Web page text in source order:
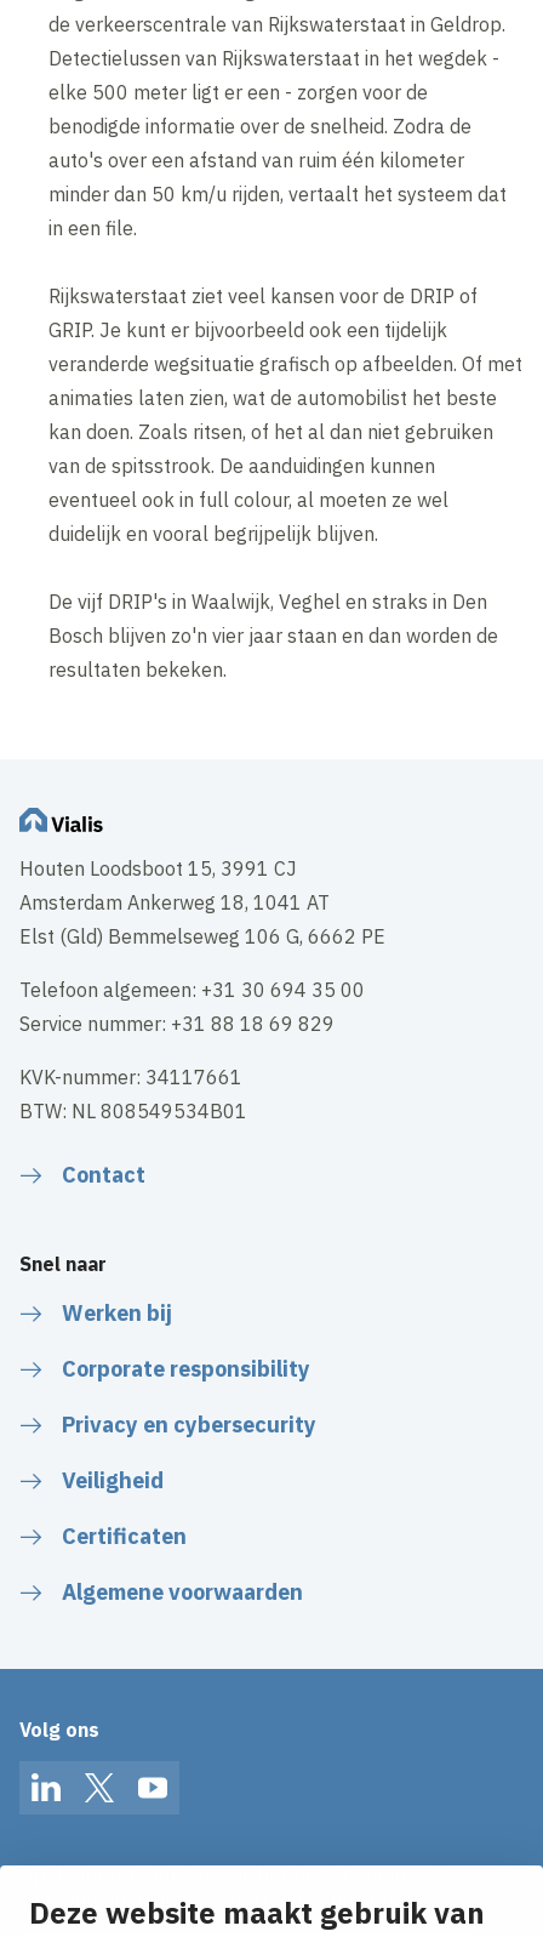
Deze website maakt gebruik van
de verkeerscentrale van Rijkswaterstaat in Geldrop.
Detectielussen van Rijkswaterstaat in het wegdek -
elke 500 meter ligt er een - zorgen voor de
benodigde informatie over de snelheid. Zodra de
auto's over een afstand van ruim één kilometer
minder dan 50 km/u rijden, vertaalt het systeem dat
in een file.
Rijkswaterstaat ziet veel kansen voor de DRIP of
GRIP. Je kunt er bijvoorbeeld ook een tijdelijk
veranderde wegsituatie grafisch op afbeelden. Of met
animaties laten zien, wat de automobilist het beste
kan doen. Zoals ritsen, of het al dan niet gebruiken
van de spitsstrook. De aanduidingen kunnen
eventueel ook in full colour, al moeten ze wel
duidelijk en vooral begrijpelijk blijven.
De vijf DRIP's in Waalwijk, Veghel en straks in Den
Bosch blijven zo'n vier jaar staan en dan worden de
resultaten bekeken.
Houten Loodsboot 15, 3991 CJ
Amsterdam Ankerweg 18, 1041 AT
Elst (Gld) Bemmelseweg 106 G, 6662 PE
Telefoon algemeen: +31 30 694 35 00
Service nummer: +31 88 18 69 829
KVK-nummer: 34117661
BTW: NL 808549534B01
Contact
Snel naar
Werken bij
Corporate responsibility
Privacy en cybersecurity
Veiligheid
Certificaten
Algemene voorwaarden
Volg ons
LinkedInTwitterYouTube
Ontvang onze nieuws alerts in je mailbox!